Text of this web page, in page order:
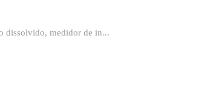
dissolvido, medidor de in...